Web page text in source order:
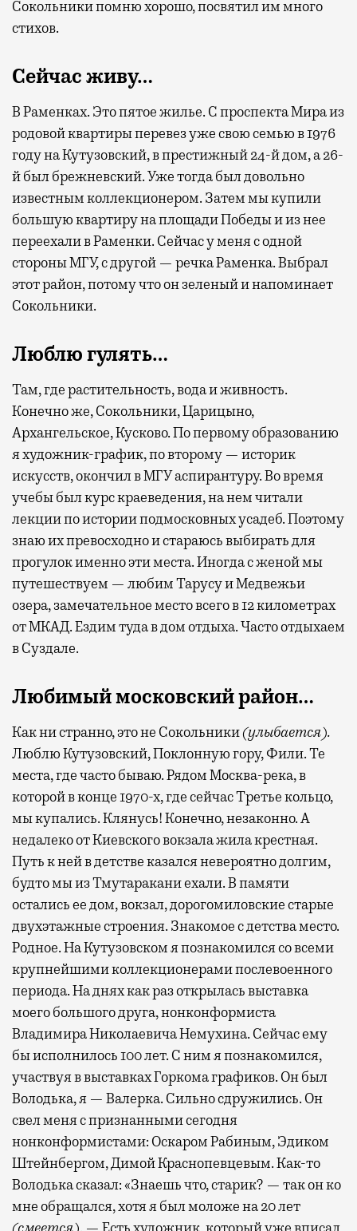
Сокольники помню хорошо, посвятил им много
стихов.
Сейчас живу…
В Раменках. Это пятое жилье. С проспекта Мира из
родовой квартиры перевез уже свою семью в 1976
году на Кутузовский, в престижный 24-й дом, а 26-
й был брежневский. Уже тогда был довольно
известным коллекционером. Затем мы купили
большую квартиру на площади Победы и из нее
переехали в Раменки. Сейчас у меня с одной
стороны МГУ, с другой — речка Раменка. Выбрал
этот район, потому что он зеленый и напоминает
Сокольники.
Люблю гулять…
Там, где растительность, вода и живность.
Конечно же, Сокольники, Царицыно,
Архангельское, Кусково. По первому образованию
я художник-график, по второму — историк
искусств, окончил в МГУ аспирантуру. Во время
учебы был курс краеведения, на нем читали
лекции по истории подмосковных усадеб. Поэтому
знаю их превосходно и стараюсь выбирать для
прогулок именно эти места. Иногда с женой мы
путешествуем — любим Тарусу и Медвежьи
озера, замечательное место всего в 12 километрах
от МКАД. Ездим туда в дом отдыха. Часто отдыхаем
в Суздале.
Любимый московский район…
Как ни странно, это не Сокольники(улыбается).
Люблю Кутузовский, Поклонную гору, Фили. Те
места, где часто бываю. Рядом Москва-река, в
которой в конце 1970-х, где сейчас Третье кольцо,
мы купались. Клянусь! Конечно, незаконно. А
недалеко от Киевского вокзала жила крестная.
Путь к ней в детстве казался невероятно долгим,
будто мы из Тмутаракани ехали. В памяти
остались ее дом, вокзал, дорогомиловские старые
двухэтажные строения. Знакомое с детства место.
Родное. На Кутузовском я познакомился со всеми
крупнейшими коллекционерами послевоенного
периода. На днях как раз открылась выставка
моего большого друга, нонконформиста
Владимира Николаевича Немухина. Сейчас ему
бы исполнилось 100 лет. С ним я познакомился,
участвуя в выставках Горкома графиков. Он был
Володька, я — Валерка. Сильно сдружились. Он
свел меня с признанными сегодня
нонконформистами: Оскаром Рабиным, Эдиком
Штейнбергом, Димой Краснопевцевым. Как-то
Володька сказал: «Знаешь что, старик? — так он ко
мне обращался, хотя я был моложе на 20 лет